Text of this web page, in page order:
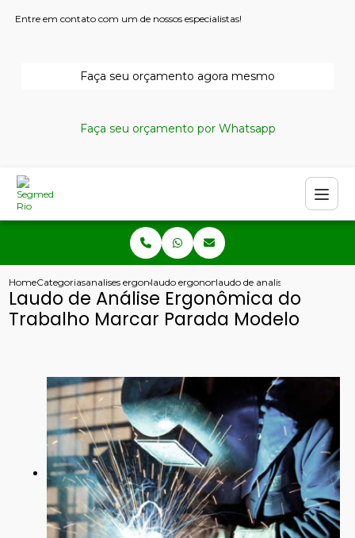
Entre em contato com um de nossos especialistas!
Faça seu orçamento agora mesmo
Faça seu orçamento por Whatsapp
HomeCategoriasanalises ergonomicaslaudo ergonomico nr17laudo de analise ergonomica
Laudo de Análise Ergonômica do
Trabalho Marcar Parada Modelo